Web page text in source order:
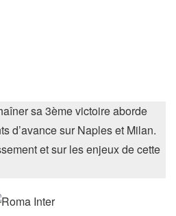
sa 3ème victoire aborde
d’avance sur Naples et Milan.
et sur les enjeux de cette